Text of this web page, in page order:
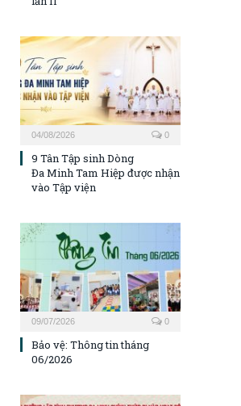
04/08/2026 0
9 Tân Tập sinh Dòng
Đa Minh Tam Hiệp được nhận
vào Tập viện
09/07/2026 0
Bảo vệ: Thông tin tháng
06/2026